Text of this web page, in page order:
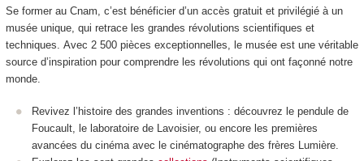
Se former au Cnam, c’est bénéficier d’un accès gratuit et privilégié à un
musée unique, qui retrace les grandes révolutions scientifiques et
techniques. Avec 2 500 pièces exceptionnelles, le musée est une véritable
source d’inspiration pour comprendre les révolutions qui ont façonné notre
monde.
Revivez l’histoire des grandes inventions : découvrez le pendule de
Foucault, le laboratoire de Lavoisier, ou encore les premières
avancées du cinéma avec le cinématographe des frères Lumière.